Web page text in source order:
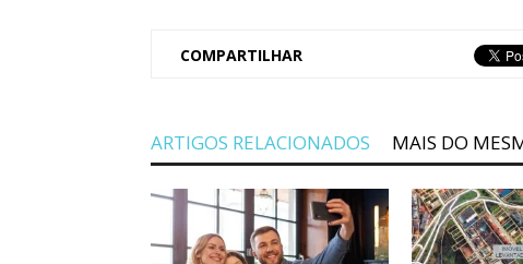
COMPARTILHAR
ARTIGOS RELACIONADOS MAIS DO